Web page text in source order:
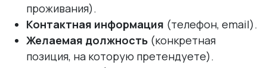
проживания).
Контактная информация (телефон, email).
Желаемая должность (конкретная
позиция, на которую претендуете).